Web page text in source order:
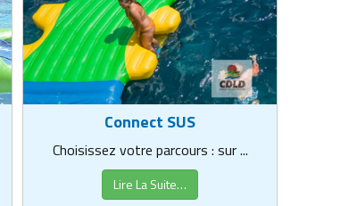
Connect SUS
Choisissez votre parcours : sur ...
Lire La Suite…